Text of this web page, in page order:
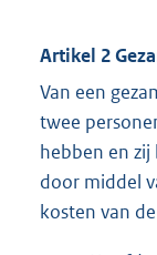
Artikel 2
Van een
twee
hebben en
door middel
kosten van